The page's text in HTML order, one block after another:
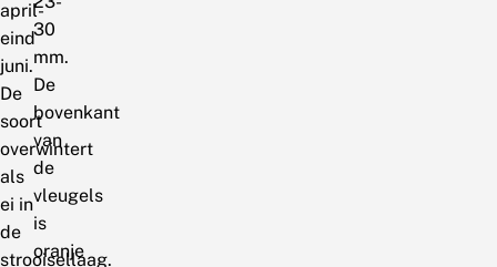
april-
eind
juni.
De
soort
overwintert
als
ei in
de
strooisellaag.
30
mm.
De
bovenkant
van
de
vleugels
is
oranje